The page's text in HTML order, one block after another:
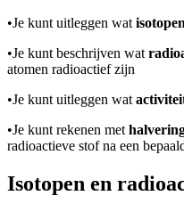
•Je kunt uitleggen wat isotopen
•Je kunt beschrijven wat
atomen radioactief zijn
•Je kunt uitleggen wat
•Je kunt rekenen met
radioactieve stof na een
Isotopen en